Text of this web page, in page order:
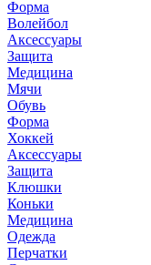
Форма
Волейбол
Аксессуары
Защита
Медицина
Мячи
Обувь
Форма
Хоккей
Аксессуары
Защита
Клюшки
Коньки
Медицина
Одежда
Перчатки